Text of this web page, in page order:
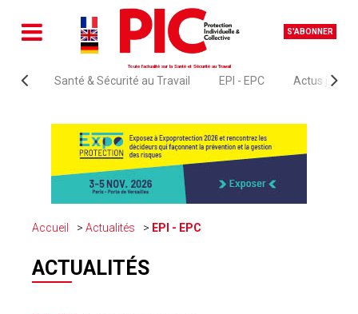
S'ABONNER
Toute l'actualité sur la Santé et Sécurité au Travail
Santé & Sécurité au Travail EPI - EPC Actus
Accueil Actualités EPI - EPC
ACTUALITÉS